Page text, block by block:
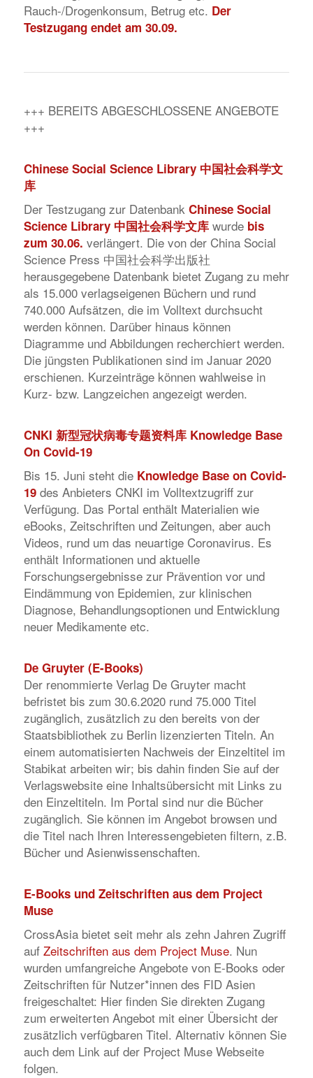
Rauch-/Drogenkonsum, Betrug etc. Der
Testzugang endet am 30.09.
+++ BEREITS ABGESCHLOSSENE ANGEBOTE
+++
Chinese Social Science Library 中国社会科学文
库
Der Testzugang zur Datenbank Chinese Social
Science Library 中国社会科学文库 wurde bis
zum 30.06. verlängert. Die von der China Social
Science Press 中国社会科学出版社
herausgegebene Datenbank bietet Zugang zu mehr
als 15.000 verlagseigenen Büchern und rund
740.000 Aufsätzen, die im Volltext durchsucht
werden können. Darüber hinaus können
Diagramme und Abbildungen recherchiert werden.
Die jüngsten Publikationen sind im Januar 2020
erschienen. Kurzeinträge können wahlweise in
Kurz- bzw. Langzeichen angezeigt werden.
CNKI 新型冠状病毒专题资料库Knowledge Base
On Covid-19
Bis 15. Juni steht die Knowledge Base on Covid-
19des Anbieters CNKI im Volltextzugriff zur
Verfügung. Das Portal enthält Materialien wie
eBooks, Zeitschriften und Zeitungen, aber auch
Videos, rund um das neuartige Coronavirus. Es
enthält Informationen und aktuelle
Forschungsergebnisse zur Prävention vor und
Eindämmung von Epidemien, zur klinischen
Diagnose, Behandlungsoptionen und Entwicklung
neuer Medikamente etc.
De Gruyter (E-Books)
Der renommierte Verlag De Gruyter macht
befristet bis zum 30.6.2020 rund 75.000 Titel
zugänglich, zusätzlich zu den bereits von der
Staatsbibliothek zu Berlin lizenzierten Titeln. An
einem automatisierten Nachweis der Einzeltitel im
Stabikat arbeiten wir; bis dahin finden Sie auf der
Verlagswebsite eine Inhaltsübersicht mit Links zu
den Einzeltiteln. Im Portal sind nur die Bücher
zugänglich. Sie können im Angebot browsen und
die Titel nach Ihren Interessengebieten filtern, z.B.
Bücher und Asienwissenschaften.
E-Books und Zeitschriften aus dem Project
Muse
CrossAsia bietet seit mehr als zehn Jahren Zugriff
auf Zeitschriften aus dem Project Muse. Nun
wurden umfangreiche Angebote von E-Books oder
Zeitschriften für Nutzer*innen des FID Asien
freigeschaltet: Hier finden Sie direkten Zugang
zum erweiterten Angebot mit einer Übersicht der
zusätzlich verfügbaren Titel. Alternativ können Sie
auch dem Link auf der Project Muse Webseite
folgen.